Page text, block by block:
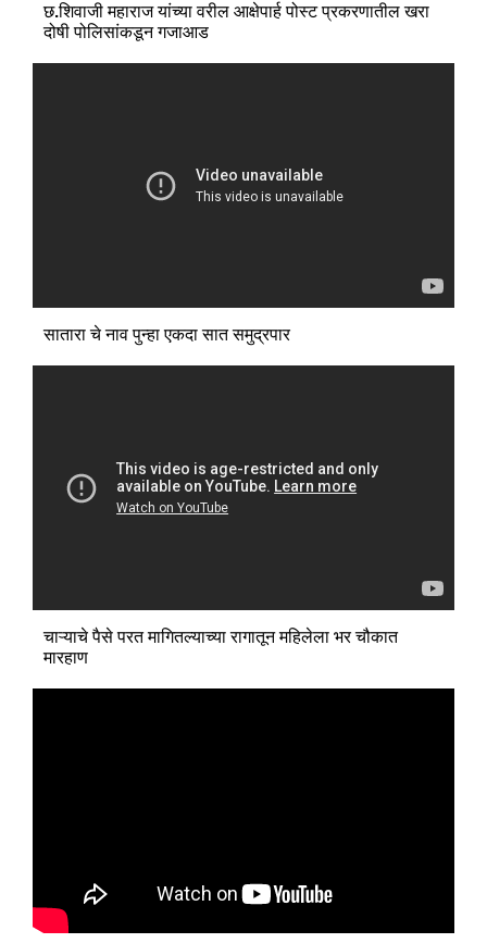
छ.शिवाजी महाराज यांच्या वरील आक्षेपार्ह पोस्ट प्रकरणातील खरा
दोषी पोलिसांकडून गजाआड
सातारा चे नाव पुन्हा एकदा सात समुद्रपार
चाऱ्याचे पैसे परत मागितल्याच्या रागातून महिलेला भर चौकात
मारहाण